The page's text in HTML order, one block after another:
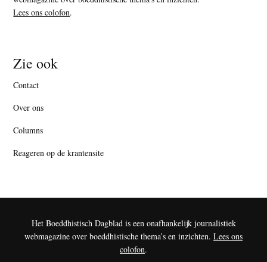
Lees ons colofon.
Zie ook
Contact
Over ons
Columns
Reageren op de krantensite
Het Boeddhistisch Dagblad is een onafhankelijk journalistiek
webmagazine over boeddhistische thema’s en inzichten. Lees ons
colofon.